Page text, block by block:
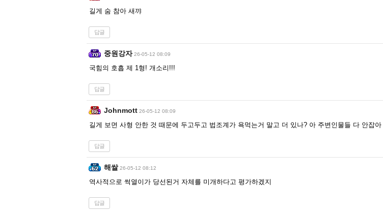
길게 숨 참아 새꺄
답글
중원강자 26-05-12 08:09
국힘의 호흡 제 1형! 개소리!!!
답글
Johnmott 26-05-12 08:09
길게 보면 사형 안한 것 때문에 두고두고 법조계가 욕먹는거 말고 더 있나? 아 주변인물들 다 안잡
답글
해쌀 26-05-12 08:12
역사적으로 썩열이가 당선된거 자체를 미개하다고 평가하겠지
답글